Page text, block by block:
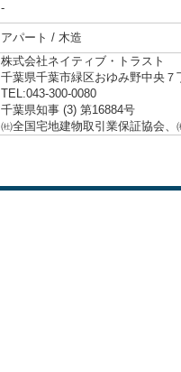
-
アパート / 木造
株式会社ネイティブ・トラスト
千葉県千葉市緑区おゆみ野中央７
TEL:043-300-0080
千葉県知事 (3) 第16884号
㈳全国宅地建物取引業保証協会